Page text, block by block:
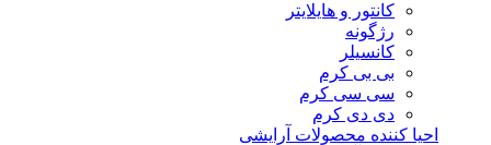
کانتور و هایلایتر
رژگونه
کانسیلر
بی بی کرم
سی سی کرم
دی دی کرم
احیا کننده محصولات آرایشی